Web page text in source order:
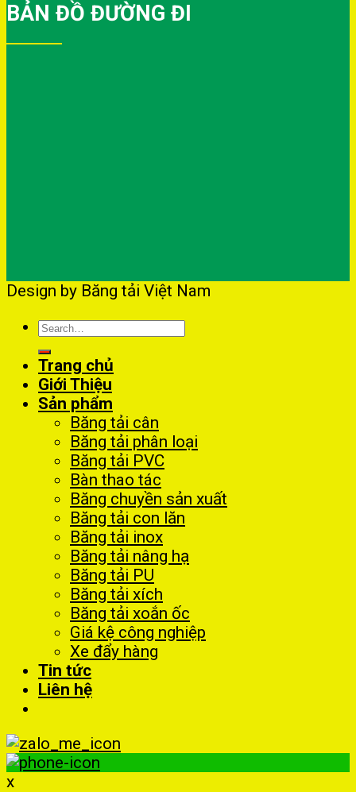
BẢN ĐỒ ĐƯỜNG ĐI
Design by Băng tải Việt Nam
Search
Trang chủ
Giới Thiệu
Sản phẩm
Băng tải cân
Băng tải phân loại
Băng tải PVC
Bàn thao tác
Băng chuyền sản xuất
Băng tải con lăn
Băng tải inox
Băng tải nâng hạ
Băng tải PU
Băng tải xích
Băng tải xoắn ốc
Giá kệ công nghiệp
Xe đẩy hàng
Tin tức
Liên hệ
x